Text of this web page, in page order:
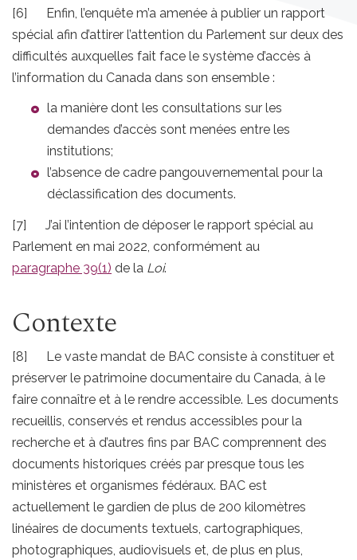
[6] Enfin, l’enquête m’a amenée à publier un rapport
spécial afin d’attirer l’attention du Parlement sur deux des
difficultés auxquelles fait face le système d’accès à
l’information du Canada dans son ensemble :
la manière dont les consultations sur les
demandes d’accès sont menées entre les
institutions;
l’absence de cadre pangouvernemental pour la
déclassification des documents.
[7] J’ai l’intention de déposer le rapport spécial au
Parlement en mai 2022, conformément au
paragraphe 39(1) de la Loi.
Contexte
[8] Le vaste mandat de BAC consiste à constituer et
préserver le patrimoine documentaire du Canada, à le
faire connaître et à le rendre accessible. Les documents
recueillis, conservés et rendus accessibles pour la
recherche et à d’autres fins par BAC comprennent des
documents historiques créés par presque tous les
ministères et organismes fédéraux. BAC est
actuellement le gardien de plus de 200 kilomètres
linéaires de documents textuels, cartographiques,
photographiques, audiovisuels et, de plus en plus,